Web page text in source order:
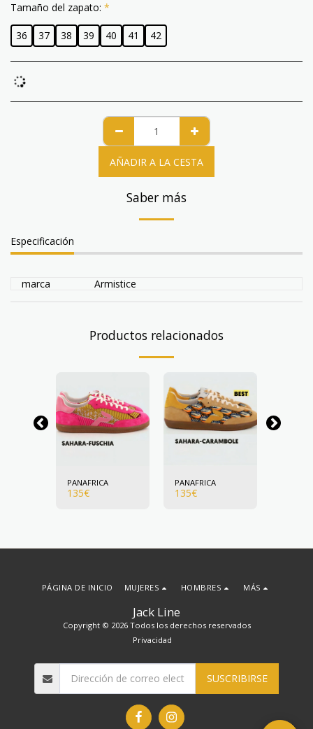
Tamaño del zapato: *
36 37 38 39 40 41 42
AÑADIR A LA CESTA
Saber más
Especificación
marca Armistice
Productos relacionados
PANAFRICA
135€
PANAFRICA
135€
Jack Line
Copyright © 2026 Todos los derechos reservados
Privacidad
PÁGINA DE INICIO MUJERES HOMBRES MÁS
SUSCRIBIRSE